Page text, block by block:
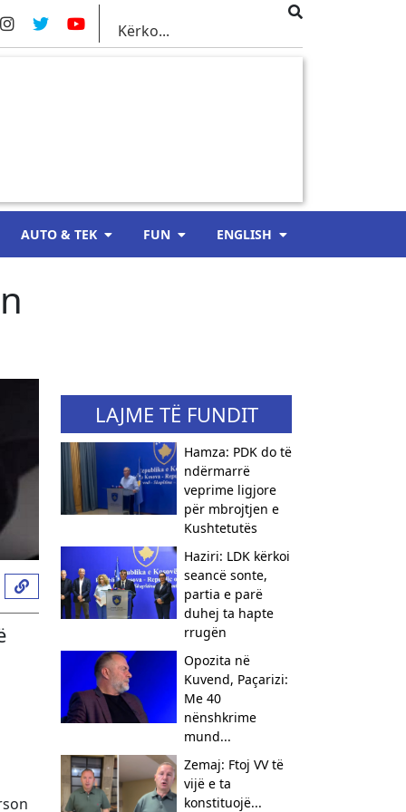
AUTO & TEK FUN ENGLISH
LAJME TË FUNDIT
Hamza: PDK do të
ndërmarrë
veprime ligjore
për mbrojtjen e
Kushtetutës
Haziri: LDK kërkoi
seancë sonte,
partia e parë
duhej ta hapte
rrugën
Opozita në
Kuvend, Paçarizi:
Me 40
nënshkrime
mund...
Zemaj: Ftoj VV të
vijë e ta
konstituojë...